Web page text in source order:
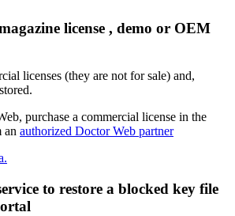
license , demo or OEM
licenses (they are not for sale) and,
purchase a commercial license in the
an authorized Doctor Web partner
to restore a blocked key file